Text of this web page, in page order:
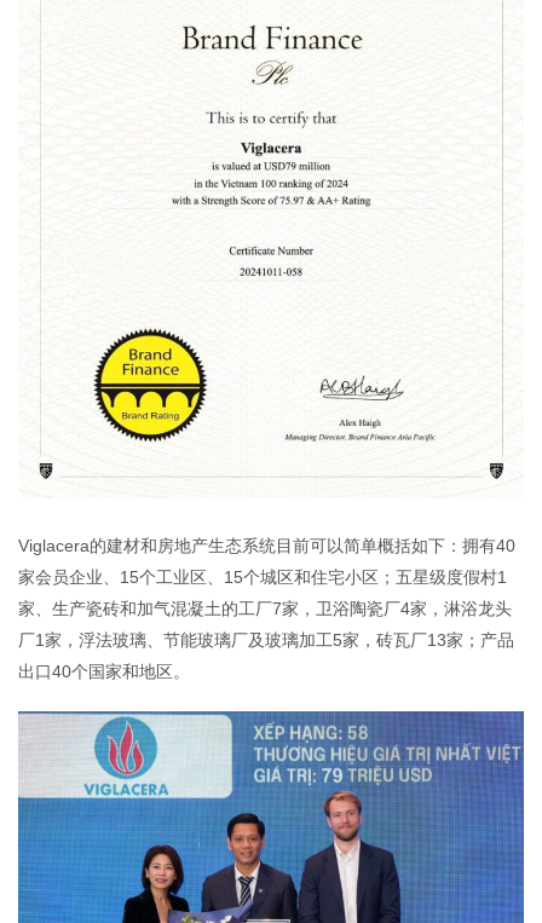
Viglacera的建材和房地产生态系统目前可以简单概括如下：拥有40
家会员企业、15个工业区、15个城区和住宅小区；五星级度假村1
家、生产瓷砖和加气混凝土的工厂7家，卫浴陶瓷厂4家，淋浴龙头
厂1家，浮法玻璃、节能玻璃厂及玻璃加工5家，砖瓦厂13家；产品
出口40个国家和地区。